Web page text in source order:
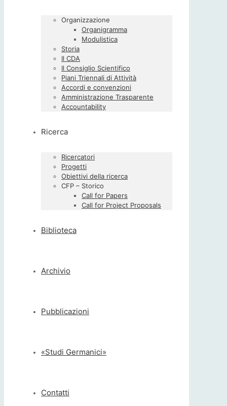
Organizzazione
Organigramma
Modulistica
Storia
Il CDA
Il Consiglio Scientifico
Piani Triennali di Attività
Accordi e convenzioni
Amministrazione Trasparente
Accountability
Ricerca
Ricercatori
Progetti
Obiettivi della ricerca
CFP – Storico
Call for Papers
Call for Project Proposals
Biblioteca
Archivio
Pubblicazioni
«Studi Germanici»
Contatti